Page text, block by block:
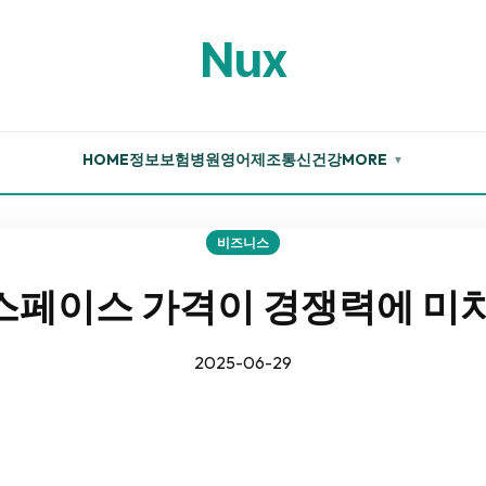
Nux
HOME정보보험병원영어제조통신건강MORE ▼
비즈니스
페이스 가격이 경쟁력에 미
2025-06-29